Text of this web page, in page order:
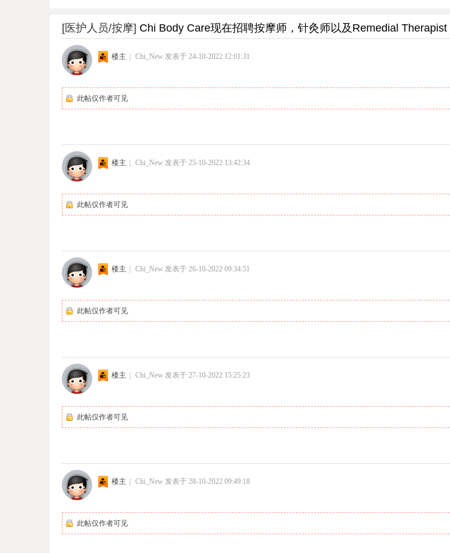
[医护人员/按摩] Chi Body Care现在招聘按摩师，针灸师以及Remedial Therapist
楼主 | Chi_New 发表于 24-10-2022 12:01:31
此帖仅作者可见
楼主 | Chi_New 发表于 25-10-2022 13:42:34
此帖仅作者可见
楼主 | Chi_New 发表于 26-10-2022 09:34:51
此帖仅作者可见
楼主 | Chi_New 发表于 27-10-2022 15:25:23
此帖仅作者可见
楼主 | Chi_New 发表于 28-10-2022 09:49:18
此帖仅作者可见